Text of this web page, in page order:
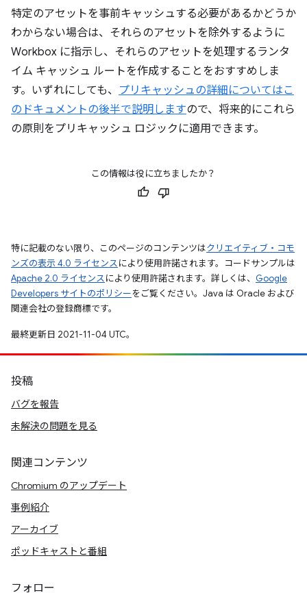
特定のアセットを事前キャッシュする必要があるかどうか
わからない場合は、それらのアセットを除外するように
Workbox に指示し、それらのアセットを処理するランタ
イム キャッシュ ルートを作成することをおすすめしま
す。いずれにしても、 プリキャッシュの詳細についてはこ
のドキュメントの後半で説明しますので、将来的にこれら
の原則をプリキャッシュ ロジックに適用できます。
この情報は役に立ちましたか？
特に記載のない限り、このページのコンテンツはクリエイティブ・コモ
ンズの表示 4.0 ライセンスにより使用許諾されます。コードサンプルは
Apache 2.0 ライセンスにより使用許諾されます。詳しくは、 Google
Developers サイトのポリシーをご覧ください。Java は Oracle および
関連会社の登録商標です。
最終更新日 2021-11-04 UTC。
投稿
バグを報告
未解決の問題を見る
関連コンテンツ
Chromium のアップデート
事例紹介
アーカイブ
ポッドキャストと番組
フォロー